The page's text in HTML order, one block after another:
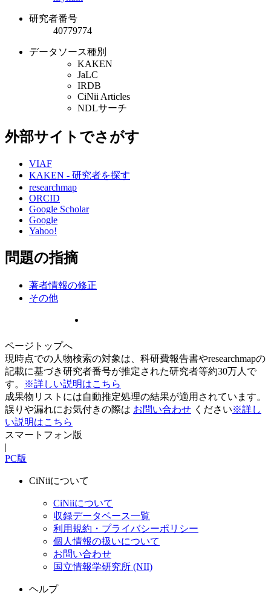
研究者番号
40779774
データソース種別
KAKEN
JaLC
IRDB
CiNii Articles
NDLサーチ
外部サイトでさがす
VIAF
KAKEN - 研究者を探す
researchmap
ORCID
Google Scholar
Google
Yahoo!
問題の指摘
著者情報の修正
その他
ページトップへ
現時点での人物検索の対象は、科研費報告書やresearchmapの
記載に基づき研究者番号が推定された研究者等約30万人で
す。
※詳しい説明はこちら
成果物リストには自動推定処理の結果が適用されています。
誤りや漏れにお気付きの際は お問い合わせ ください※詳し
い説明はこちら
スマートフォン版
|
PC版
CiNiiについて
CiNiiについて
収録データベース一覧
利用規約・プライバシーポリシー
個人情報の扱いについて
お問い合わせ
国立情報学研究所 (NII)
ヘルプ